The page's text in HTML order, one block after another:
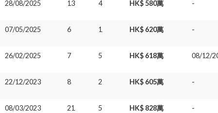
28/08/2025 13 4 HK$ 580萬 -
07/05/2025 6 1 HK$ 620萬 -
26/02/2025 7 5 HK$ 618萬 08/12/
22/12/2023 8 2 HK$ 605萬 -
08/03/2023 21 5 HK$ 828萬 -